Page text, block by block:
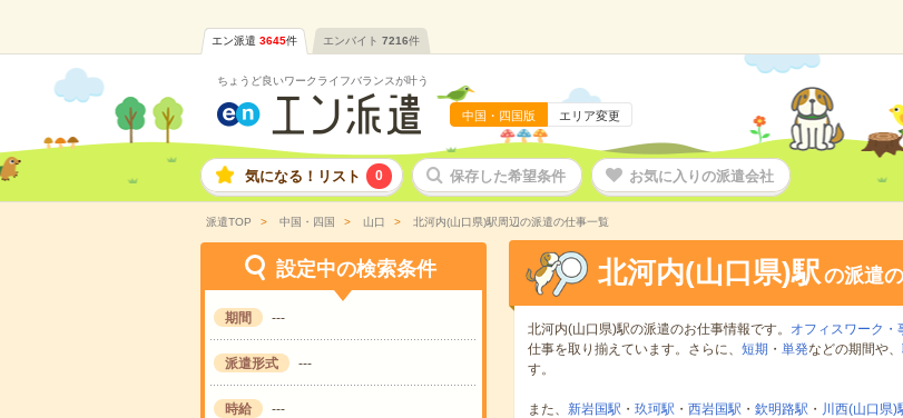
エン派遣 3645件 エンバイト 7216件
ちょうど良いワークライフバランスが叶う
中国・四国版 エリア変更
気になる！リスト 0 保存した希望条件 お気に入りの派遣会社
派遣TOP 中国・四国 山口 北河内(山口県)駅周辺の派遣の仕事一覧
設定中の検索条件
期間 ---
派遣形式 ---
時給 ---
北河内(山口県)駅の派遣
北河内(山口県)駅の派遣のお仕事情報です。 オフィスワーク・
仕事を取り揃えています。さらに、 短期 ・ 単発などの期間や、
す。
また、 新岩国駅 ・ 玖珂駅 ・ 西岩国駅 ・ 欽明路駅 ・ 川西(山口県)